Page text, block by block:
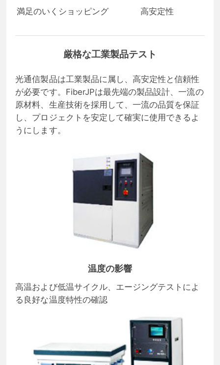
満足のいくショッピング 高安定性
厳格な工業製品テスト
光通信製品は工業製品に属し、高安定性と信頼性
が必要です。FiberJPは最先端の製品設計、一流の
原材料、生産技術を採用して、一流の品質を保証
し、プロジェクトを安定して確実に使用できるよ
うにします。
温度の影響
高温および低温サイクル、エージングテストによ
る良好な温度特性の確認